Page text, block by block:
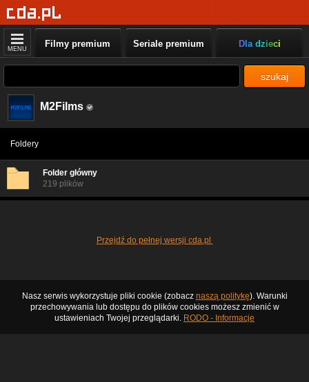
MENU Filmy premium Seriale premium Dla dzieci
szukaj
M2Films
Foldery
Folder główny
219 plików
Przejdź do pełnej wersji cda.pl
Nasz serwis wykorzystuje pliki cookie (zobacz naszą politykę). Warunki
przechowywania lub dostępu do plików cookies możesz zmienić w
ustawieniach Twojej przeglądarki. RODO - Informacje